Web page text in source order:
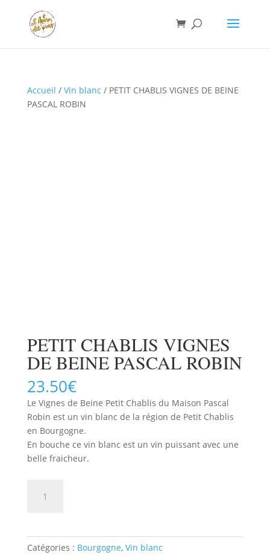
Accueil / Vin blanc / PETIT CHABLIS VIGNES DE BEINE
PASCAL ROBIN
PETIT CHABLIS VIGNES
DE BEINE PASCAL ROBIN
23.50€
Le Vignes de Beine Petit Chablis du Maison Pascal
Robin est un vin blanc de la région de Petit Chablis
en Bourgogne.
En bouche ce vin blanc est un vin puissant avec une
belle fraicheur.
VIGNES
Catégories : Bourgogne, Vin blanc